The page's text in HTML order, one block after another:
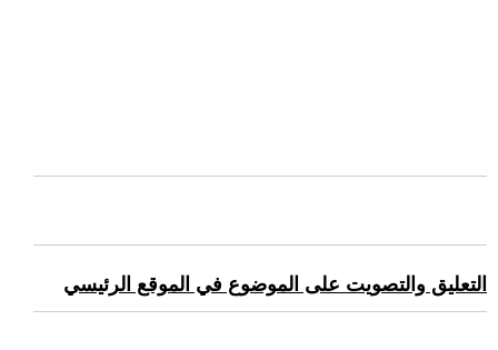
التعليق والتصويت على الموضوع في الموقع الرئيسي